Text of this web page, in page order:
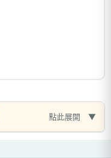
點此展開